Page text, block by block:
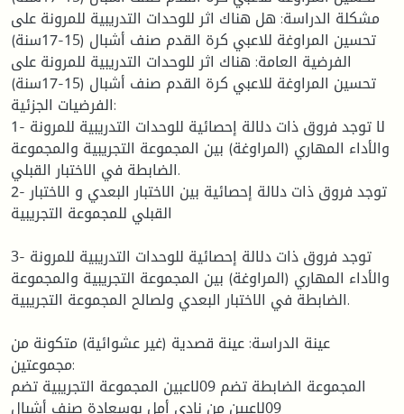
مشكلة الدراسة: هل هناك اثر للوحدات التدريبية للمرونة على
تحسين المراوغة للاعبي كرة القدم صنف أشبال (15-17سنة)
الفرضية العامة: هناك اثر للوحدات التدريبية للمرونة على
تحسين المراوغة للاعبي كرة القدم صنف أشبال (15-17سنة)
الفرضيات الجزئية:
1- لا توجد فروق ذات دلالة إحصائية للوحدات التدريبية للمرونة
والأداء المهاري (المراوغة) بين المجموعة التجريبية والمجموعة
الضابطة في الاختبار القبلي.
2- توجد فروق ذات دلالة إحصائية بين الاختبار البعدي و الاختبار
القبلي للمجموعة التجريبية
3- توجد فروق ذات دلالة إحصائية للوحدات التدريبية للمرونة
والأداء المهاري (المراوغة) بين المجموعة التجريبية والمجموعة
الضابطة في الاختبار البعدي ولصالح المجموعة التجريبية.
عينة الدراسة: عينة قصدية (غير عشوائية) متكونة من
مجموعتين:
المجموعة الضابطة تضم 09لاعبين المجموعة التجريبية تضم
09لاعبين من نادي أمل بوسعادة صنف أشبال